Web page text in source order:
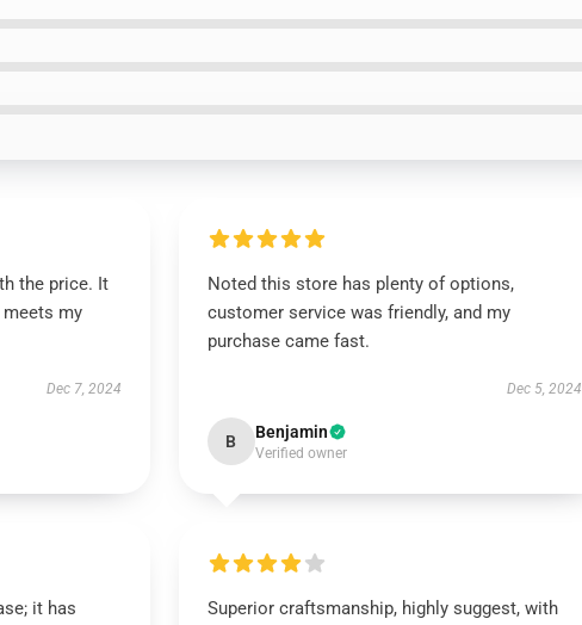
the price. It
my
Dec 7, 2024
Noted this store has plenty of options,
customer service was friendly, and my
purchase came fast.
Dec 5, 2024
B Benjamin
Verified owner
it has
Superior craftsmanship, highly suggest, with